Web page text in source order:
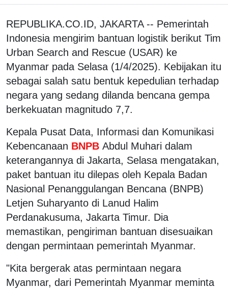
REPUBLIKA.CO.ID, JAKARTA -- Pemerintah
Indonesia mengirim bantuan logistik berikut Tim
Urban Search and Rescue (USAR) ke
Myanmar pada Selasa (1/4/2025). Kebijakan itu
sebagai salah satu bentuk kepedulian terhadap
negara yang sedang dilanda bencana gempa
berkekuatan magnitudo 7,7.
Kepala Pusat Data, Informasi dan Komunikasi
Kebencanaan BNPB Abdul Muhari dalam
keterangannya di Jakarta, Selasa mengatakan,
paket bantuan itu dilepas oleh Kepala Badan
Nasional Penanggulangan Bencana (BNPB)
Letjen Suharyanto di Lanud Halim
Perdanakusuma, Jakarta Timur. Dia
memastikan, pengiriman bantuan disesuaikan
dengan permintaan pemerintah Myanmar.
"Kita bergerak atas permintaan negara
Myanmar, dari Pemerintah Myanmar meminta